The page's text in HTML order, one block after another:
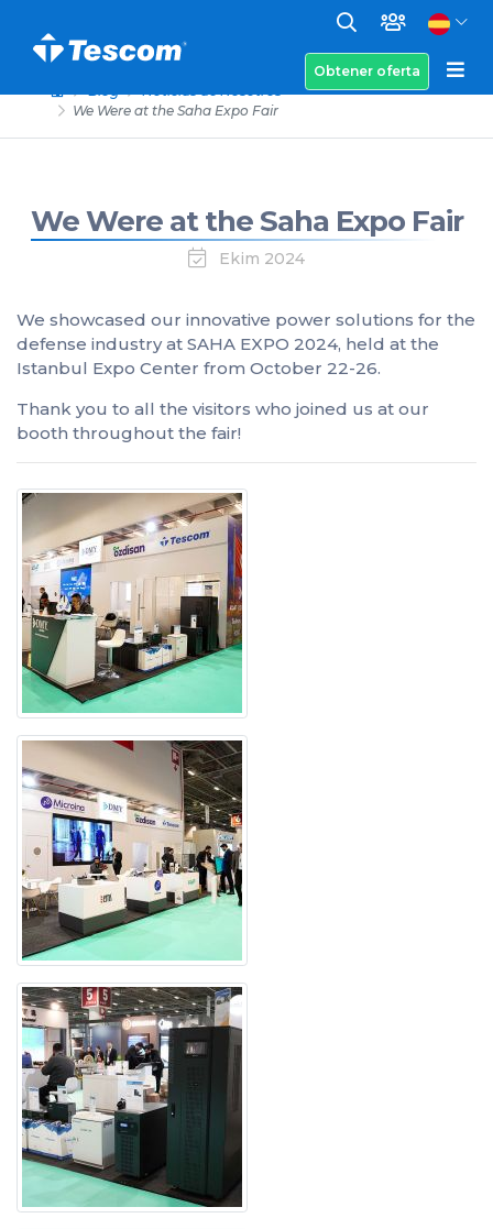
Obtener oferta
Blog
Noticias de Nosotros
We Were at the Saha Expo Fair
We Were at the Saha Expo Fair
Ekim 2024
We showcased our innovative power solutions for the
defense industry at SAHA EXPO 2024, held at the
Istanbul Expo Center from October 22-26.
Thank you to all the visitors who joined us at our
booth throughout the fair!